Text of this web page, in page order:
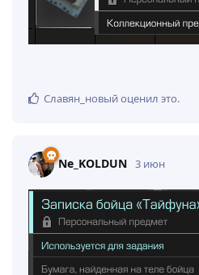
Славян_новыйоценил это.
Ne_KOLDUN 3 июн